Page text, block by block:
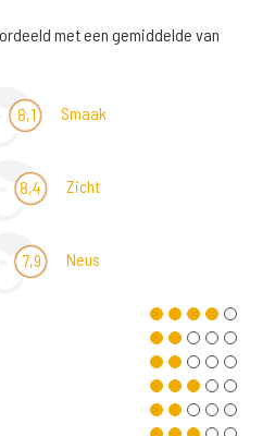
met een gemiddelde van
8,1 Smaak
8,4 Zicht
7,9 Neus